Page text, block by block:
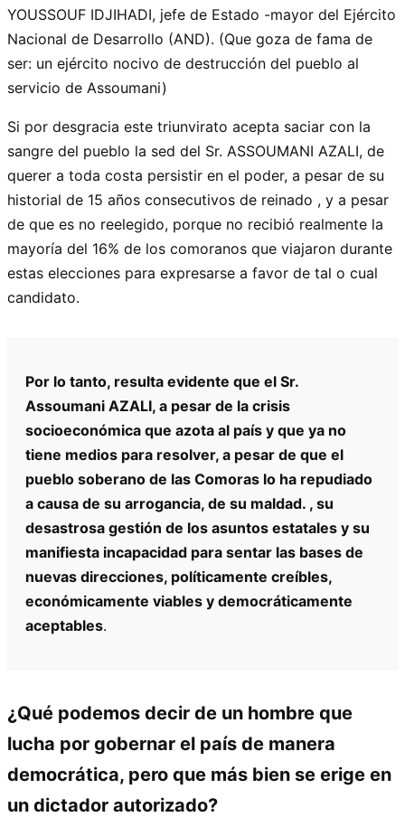
YOUSSOUF IDJIHADI, jefe de Estado -mayor del Ejército
Nacional de Desarrollo (AND). (Que goza de fama de
ser: un ejército nocivo de destrucción del pueblo al
servicio de Assoumani)
Si por desgracia este triunvirato acepta saciar con la
sangre del pueblo la sed del Sr. ASSOUMANI AZALI, de
querer a toda costa persistir en el poder, a pesar de su
historial de 15 años consecutivos de reinado , y a pesar
de que es no reelegido, porque no recibió realmente la
mayoría del 16% de los comoranos que viajaron durante
estas elecciones para expresarse a favor de tal o cual
candidato.
Por lo tanto, resulta evidente que el Sr.
Assoumani AZALI, a pesar de la crisis
socioeconómica que azota al país y que ya no
tiene medios para resolver, a pesar de que el
pueblo soberano de las Comoras lo ha repudiado
a causa de su arrogancia, de su maldad. , su
desastrosa gestión de los asuntos estatales y su
manifiesta incapacidad para sentar las bases de
nuevas direcciones, políticamente creíbles,
económicamente viables y democráticamente
aceptables.
¿Qué podemos decir de un hombre que
lucha por gobernar el país de manera
democrática, pero que más bien se erige en
un dictador autorizado?